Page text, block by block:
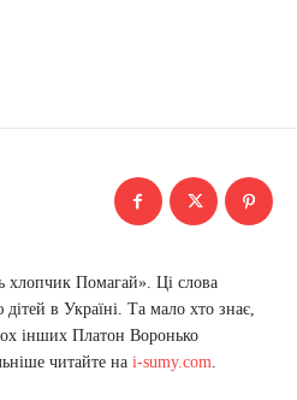
хлопчик Помагай». Ці слова
в Україні. Та мало хто знає,
інших Платон Воронько
читайте на i-sumy.com.